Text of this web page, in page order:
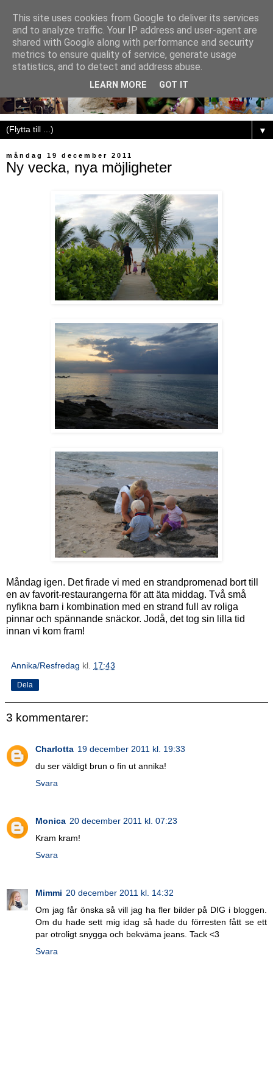
▼
måndag 19 december 2011
Ny vecka, nya möjligheter
Måndag igen. Det firade vi med en strandpromenad bort till
en av favorit-restaurangerna för att äta middag. Två små
nyfikna barn i kombination med en strand full av roliga
pinnar och spännande snäckor. Jodå, det tog sin lilla tid
innan vi kom fram!
Annika/Resfredag kl. 17:43
Dela
3 kommentarer:
Charlotta 19 december 2011 kl. 19:33
du ser väldigt brun o fin ut annika!
Svara
Monica 20 december 2011 kl. 07:23
Kram kram!
Svara
Mimmi 20 december 2011 kl. 14:32
Om jag får önska så vill jag ha fler bilder på DIG i bloggen.
Om du hade sett mig idag så hade du förresten fått se ett
par otroligt snygga och bekväma jeans. Tack <3
Svara
This site uses cookies from Google to deliver its services
and to analyze traffic. Your IP address and user-agent are
shared with Google along with performance and security
metrics to ensure quality of service, generate usage
statistics, and to detect and address abuse.
LEARN MORE GOT IT